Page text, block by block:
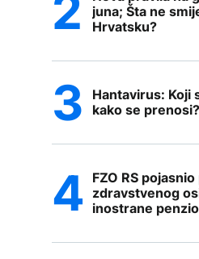
juna; Šta ne
Hrvatsku?
Hantavirus: Koji
kako se prenosi?
FZO RS
zdravstvenog
inostrane